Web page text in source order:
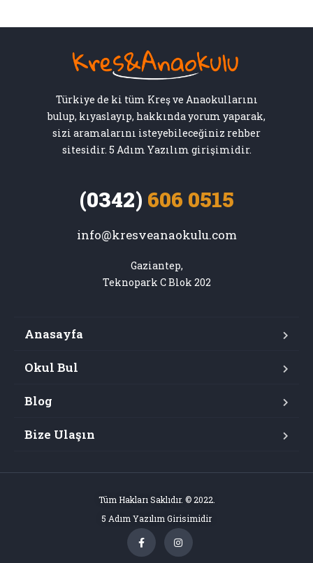
Türkiye de ki tüm Kreş ve Anaokullarını
bulup, kıyaslayıp, hakkında yorum yaparak,
sizi aramalarını isteyebileceğiniz rehber
sitesidir. 5 Adım Yazılım girişimidir.
(0342) 606 0515
info@kresveanaokulu.com
Gaziantep,
Teknopark C Blok 202
Anasayfa
Okul Bul
Blog
Bize Ulaşın
Tüm Hakları Saklıdır. © 2022.
5 Adım Yazılım Girisimidir